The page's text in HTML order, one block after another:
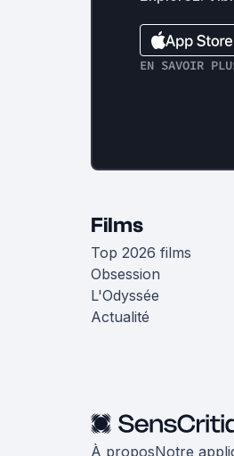
EN SAVOIR
Films
Top 2026 films
Obsession
L'Odyssée
Actualité
À proposNotre